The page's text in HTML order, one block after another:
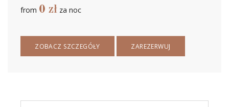
from 0 zł za noc
ZOBACZ SZCZEGÓŁY ZAREZERWUJ